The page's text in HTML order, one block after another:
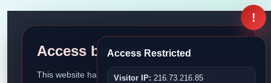
Access blocked
This website has been disabled by the security
!
Access Restricted
Visitor IP: 216.73.216.85